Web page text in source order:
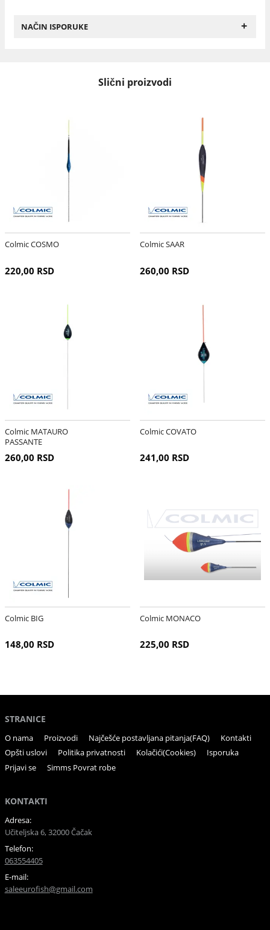
NAČIN ISPORUKE +
Slični proizvodi
Colmic COSMO
220,00 RSD
Colmic SAAR
260,00 RSD
Colmic MATAURO
PASSANTE
260,00 RSD
Colmic COVATO
241,00 RSD
Colmic BIG
148,00 RSD
Colmic MONACO
225,00 RSD
STRANICE
O nama Proizvodi Najčešće postavljana pitanja(FAQ)
Kontakti
Opšti uslovi
Politika privatnosti Kolačići(Cookies)
Isporuka
Prijavi se
Simms Povrat robe
KONTAKTI
Adresa:
Učiteljska 6, 32000 Čačak
Telefon:
063554405
E-mail:
saleeurofish@gmail.com